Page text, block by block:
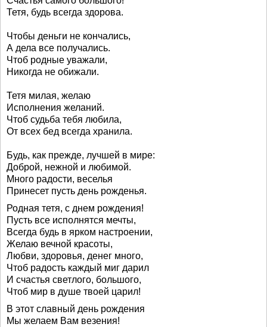
Тетя, будь всегда здорова.
Чтобы деньги не кончались,
А дела все получались.
Чтоб родные уважали,
Никогда не обижали.
Тетя милая, желаю
Исполнения желаний.
Чтоб судьба тебя любила,
От всех бед всегда хранила.
Будь, как прежде, лучшей в мире:
Доброй, нежной и любимой.
Много радости, веселья
Принесет пусть день рожденья.
Родная тетя, с днем рождения!
Пусть все исполнятся мечты,
Всегда будь в ярком настроении,
Желаю вечной красоты,
Любви, здоровья, денег много,
Чтоб радость каждый миг дарил
И счастья светлого, большого,
Чтоб мир в душе твоей царил!
В этот славный день рождения
Мы желаем Вам везения!